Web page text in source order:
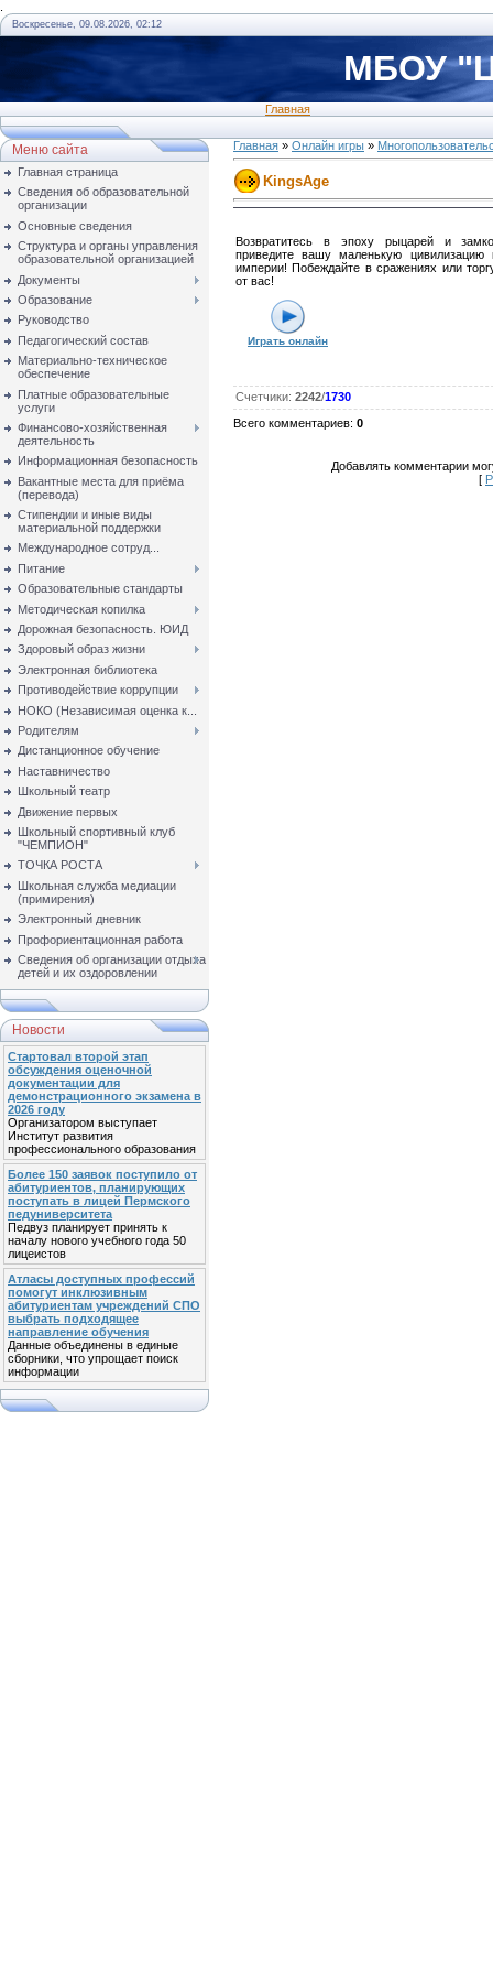
Воскресенье, 09.08.2026, 02:12
МБОУ
Главная
Меню сайта
Главная страница
Сведения об образовательной
организации
Основные сведения
Структура и органы управления
образовательной организацией
Документы
Образование
Руководство
Педагогический состав
Материально-техническое
обеспечение
Платные образовательные
услуги
Финансово-хозяйственная
деятельность
Информационная безопасность
Вакантные места для приёма
(перевода)
Стипендии и иные виды
материальной поддержки
Международное сотруд...
Питание
Образовательные стандарты
Методическая копилка
Дорожная безопасность. ЮИД
Здоровый образ жизни
Электронная библиотека
Противодействие коррупции
НОКО (Независимая оценка к...
Родителям
Дистанционное обучение
Наставничество
Школьный театр
Движение первых
Школьный спортивный клуб
"ЧЕМПИОН"
ТОЧКА РОСТА
Школьная служба медиации
(примирения)
Электронный дневник
Профориентационная работа
Сведения об организации отдыха
детей и их оздоровлении
Новости
Стартовал второй этап
обсуждения оценочной
документации для
демонстрационного экзамена в
2026 году
Организатором выступает
Институт развития
профессионального образования
Более 150 заявок поступило от
абитуриентов, планирующих
поступать в лицей Пермского
педуниверситета
Педвуз планирует принять к
началу нового учебного года 50
лицеистов
Атласы доступных профессий
помогут инклюзивным
абитуриентам учреждений СПО
выбрать подходящее
направление обучения
Данные объединены в единые
сборники, что упрощает поиск
информации
Главная » Онлайн игры »
KingsAge
Возвратитесь в эпоху рыцарей и
приведите вашу маленькую цивилизацию
империи! Побеждайте в сражениях или
от вас!
Играть онлайн
Счетчики: 2242/1730
Всего комментариев: 0
Добавлять комментарии
[